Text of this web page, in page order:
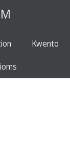
Kwento